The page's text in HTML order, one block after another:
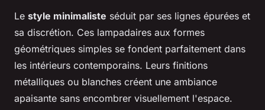
Le style minimaliste séduit par ses lignes épurées et
sa discrétion. Ces lampadaires aux formes
géométriques simples se fondent parfaitement dans
les intérieurs contemporains. Leurs finitions
métalliques ou blanches créent une ambiance
apaisante sans encombrer visuellement l'espace.